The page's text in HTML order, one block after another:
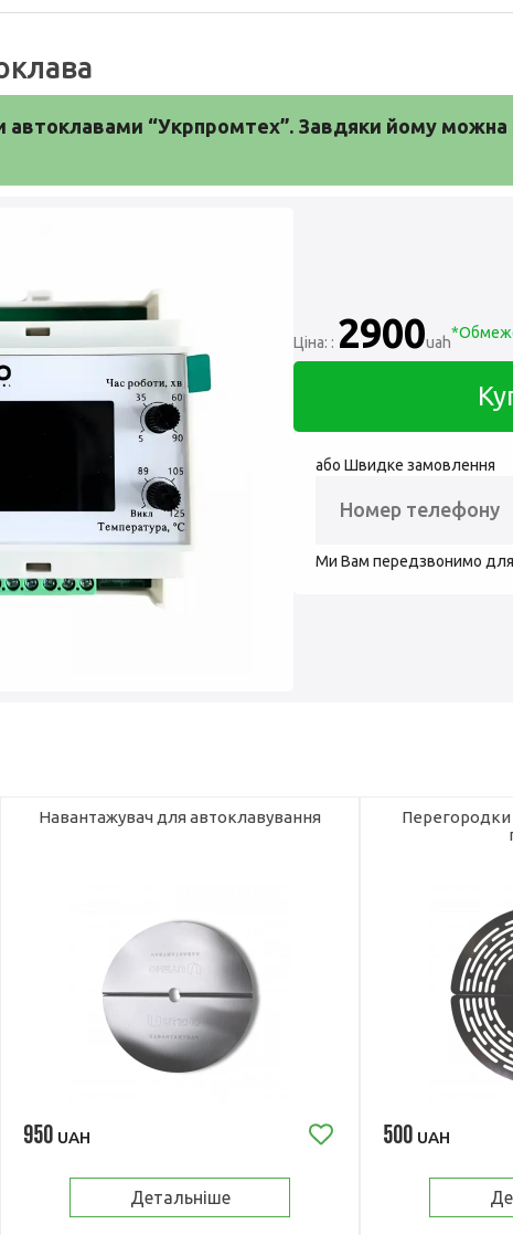
автоклавами “Укрпромтех”. Завдяки йому
Ціна: : 2900uah
або Швидке замовлення
Ми Вам передзвонимо
Навантажувач для автоклавування
950 UAH
Детальніше
Перегородки
500 UAH